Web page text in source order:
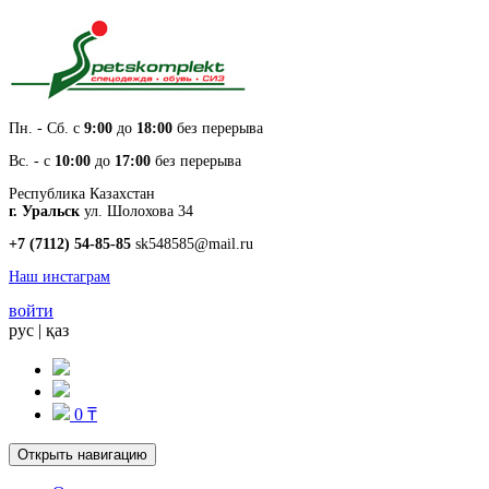
Пн. - Cб. с 9:00 до 18:00 без перерыва
Вс. - с 10:00 до 17:00 без перерыва
Республика Казахстан
г. Уральск ул. Шолохова 34
+7 (7112) 54-85-85 sk548585@mail.ru
Наш инстаграм
войти
рус | қаз
0 ₸
Открыть навигацию